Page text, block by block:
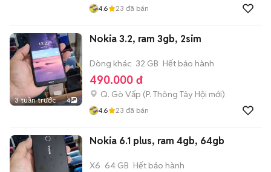
4.6 23 đã bán
3 tuần trước 4
Nokia 3.2, ram 3gb, 2sim
Dòng khác 32 GB Hết bảo hành
490.000 đ
Q. Gò Vấp (P. Thông Tây Hội mới)
4.6 23 đã bán
Nokia 6.1 plus, ram 4gb, 64gb
X6 64 GB Hết bảo hành